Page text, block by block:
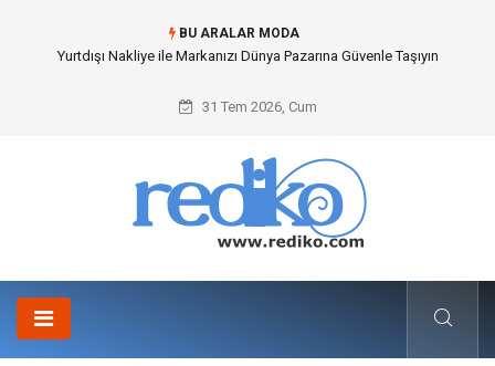
BU ARALAR MODA
Yurtdışı Nakliye ile Markanızı Dünya Pazarına Güvenle Taşıyın
31 Tem 2026, Cum